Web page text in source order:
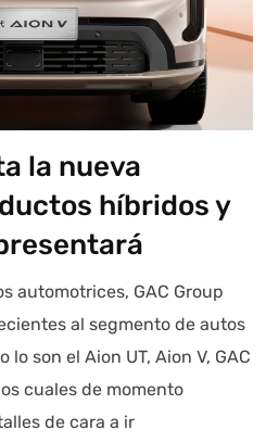
la nueva
híbridos y
automotrices, GAC Group
al segmento de autos
son el Aion UT, Aion V, GAC
cuales de momento
de cara a ir